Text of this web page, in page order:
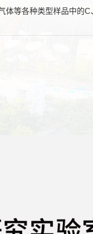
体等各种类型样品中的C